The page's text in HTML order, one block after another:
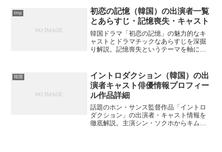
tmp
初恋の記憶（韓国）の出演者一覧
とあらすじ・記憶喪失・キャスト
韓国ドラマ「初恋の記憶」の魅力的なキ
ャストとドラマチックなあらすじを深掘
り解説。記憶喪失というテーマを軸に展
韓国
イントロダクション（韓国）の出
演者キャスト俳優情報プロフィー
ル作品詳細
話題のホン・サンス監督作品「イントロ
ダクション」の出演者・キャスト情報を
徹底解説。主演シン・ソクホからキム・